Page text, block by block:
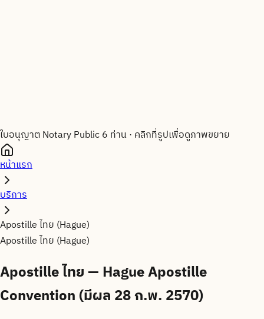
ใบอนุญาต Notary Public 6 ท่าน· คลิกที่รูปเพื่อดูภาพขยาย
หน้าแรก
บริการ
Apostille ไทย (Hague)
Apostille ไทย (Hague)
Apostille ไทย — Hague Apostille
Convention (มีผล 28 ก.พ. 2570)